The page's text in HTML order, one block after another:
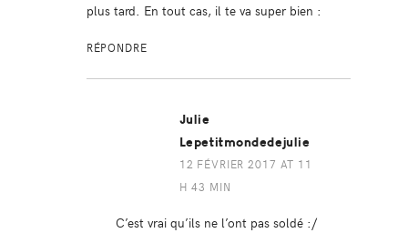
plus tard. En tout cas, il te va super bien :
RÉPONDRE
Julie
Lepetitmondedejulie
12 FÉVRIER 2017 AT 11
H 43 MIN
C’est vrai qu’ils ne l’ont pas soldé :/